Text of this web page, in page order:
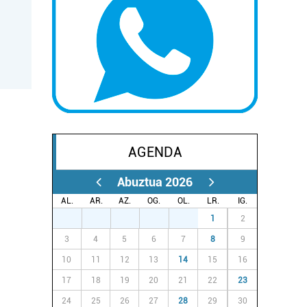
AGENDA
Abuztua 2026
AL. AR. AZ. OG. OL. LR.
IG.
1 2
3 4 5 6 7 8 9
10 11 12 13 14 15 16
17 18 19 20 21 22 23
24 25 26 27 28 29 30